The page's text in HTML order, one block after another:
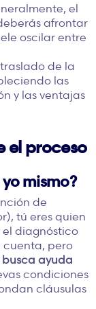
el
afrontar
oscilar entre
de la
las
y las ventajas
el proceso
mismo?
de
tú eres quien
el diagnóstico
cuenta, pero
busca ayuda
condiciones
cláusulas